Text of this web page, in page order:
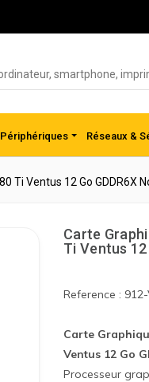
Réseaux &
Ti Ventus 12 Go GDDR6X
Carte
Ti Ventus 12
Reference :
Carte
Ventus 12 Go
Processeur